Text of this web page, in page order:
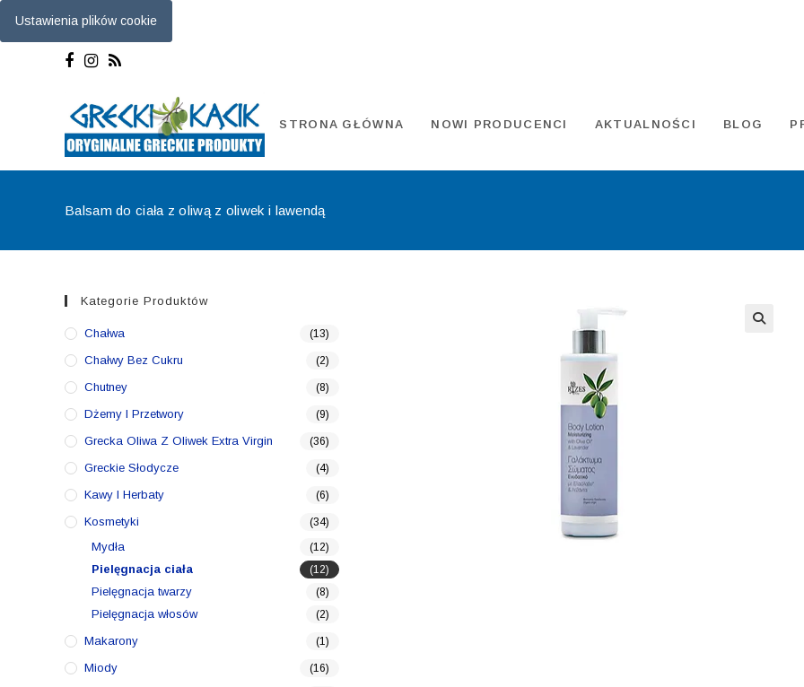
Ustawienia plików cookie
STRONA GŁÓWNA NOWI PRODUCENCI AKTUALNOŚCI BLOG
Balsam do ciała z oliwą z oliwek i lawendą
Kategorie Produktów
Chałwa (13)
Chałwy Bez Cukru (2)
Chutney (8)
Dżemy I Przetwory (9)
Grecka Oliwa Z Oliwek Extra Virgin (36)
Greckie Słodycze (4)
Kawy I Herbaty (6)
Kosmetyki (34)
Mydła (12)
Pielęgnacja ciała (12)
Pielęgnacja twarzy (8)
Pielęgnacja włosów (2)
Makarony (1)
Miody (16)